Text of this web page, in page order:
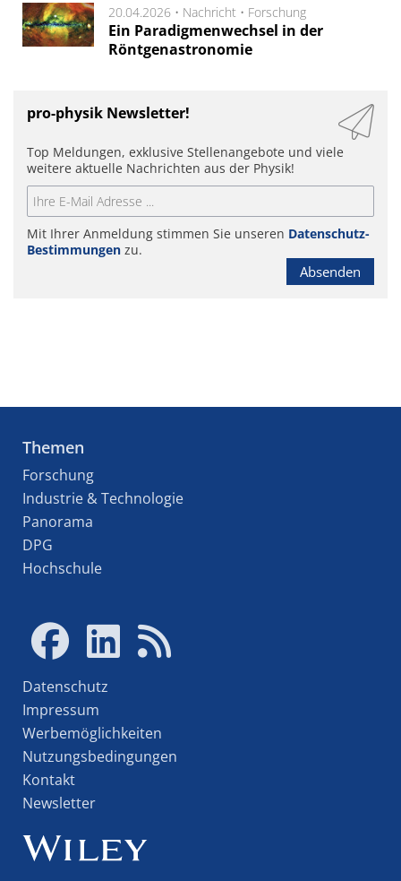
20.04.2026 • Nachricht • Forschung
Ein Paradigmenwechsel in der
Röntgenastronomie
pro-physik Newsletter!
Top Meldungen, exklusive Stellenangebote und viele
weitere aktuelle Nachrichten aus der Physik!
Mit Ihrer Anmeldung stimmen Sie unseren Datenschutz-
Bestimmungen zu.
Absenden
Themen
Forschung
Industrie & Technologie
Panorama
DPG
Hochschule
Datenschutz
Impressum
Werbemöglichkeiten
Nutzungsbedingungen
Kontakt
Newsletter